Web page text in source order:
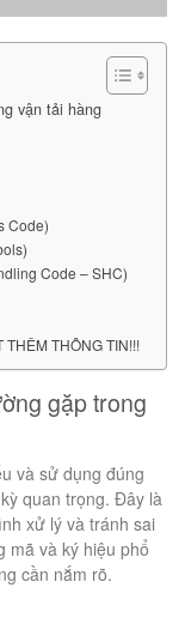
vận tải hàng
Code)
Code – SHC)
THÊM THÔNG TIN!!!
gặp trong
và sử dụng đúng
quan trọng. Đây là
xử lý và tránh sai
mã và ký hiệu phổ
cần nắm rõ.